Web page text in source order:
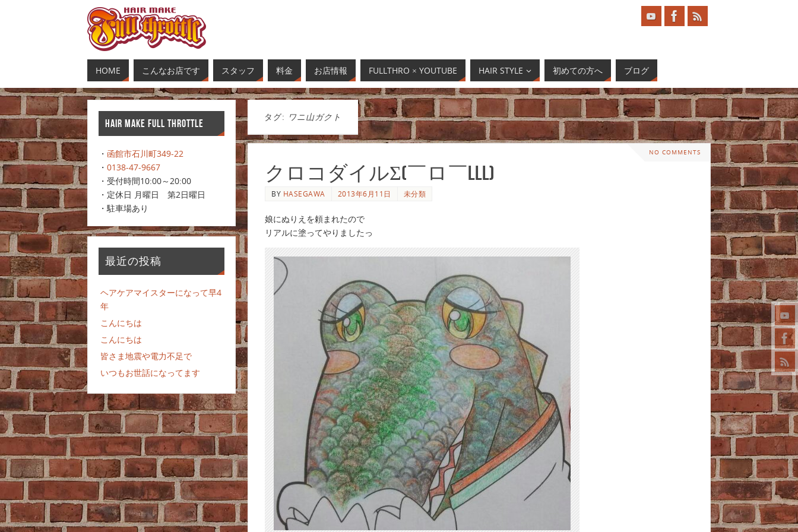
HOME こんなお店です スタッフ 料金 お店情報 FULLTHRO × YOUTUBE HAIR STYLE 初めての方へ ブログ
タグ: ワニ山ガクト
NO COMMENTS
クロコダイルΣ(￣ロ￣lll)
BY HASEGAWA 2013年6月11日 未分類
娘にぬりえを頼まれたので
リアルに塗ってやりましたっ
HAIR MAKE FULL THROTTLE
・ 函館市石川町349-22
・0138-47-9667
・受付時間10:00～20:00
・定休日 月曜日 第2日曜日
・駐車場あり
最近の投稿
ヘアケアマイスターになって早4
年
こんにちは
こんにちは
皆さま地震や電力不足で
いつもお世話になってます